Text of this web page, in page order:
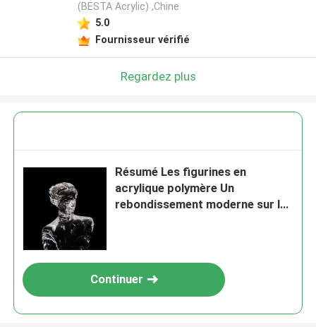
(BESTA Acrylic) ,Chine
5.0
Fournisseur vérifié
Regardez plus
Résumé Les figurines en
acrylique polymère Un
rebondissement moderne sur le
Continuer